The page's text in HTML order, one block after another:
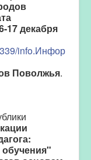
17 декабря
info.Инфор
Поволжья.